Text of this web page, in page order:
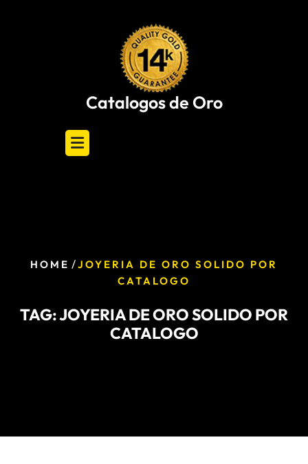
Catalogos de Oro
HOME /JOYERIA DE ORO SOLIDO POR
CATALOGO
TAG:JOYERIA DE ORO SOLIDO POR
CATALOGO